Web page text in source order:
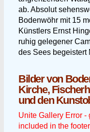
ab. Absolut
Bodenwöhr mit 15
Künstlers Ernst
ruhig gelegener
des Sees begeistert
Bilder von
Kirche,
und den
Unite Gallery Error -
included in the